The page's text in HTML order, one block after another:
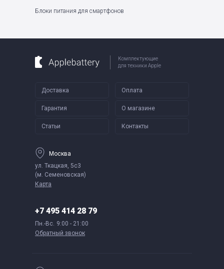
Блоки питания для смартфонов
Комплектующие
для техники Apple
Доставка Оплата
Гарантия О магазине
Статьи Контакты
Москва
ул. Ткацкая, 5с3
(м. Семеновская)
Карта
+7 495 414 28 79
Пн.-Вс. 9:00 - 21:00
Обратный звонок